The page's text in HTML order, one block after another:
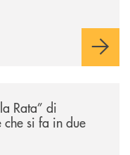
Rata” di
che si fa in due